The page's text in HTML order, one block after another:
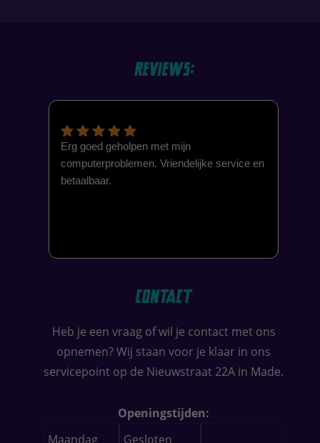
Reviews:
Erg goed geholpen met mijn
computerproblemen. Vriendelijke service en
betaalbaar.
Contact
Heb je een vraag of wil je contact met ons
opnemen? Wij staan voor je klaar in ons
servicepoint op de Nieuwstraat 22A in Made.
Openingstijden:
Maandag
Gesloten